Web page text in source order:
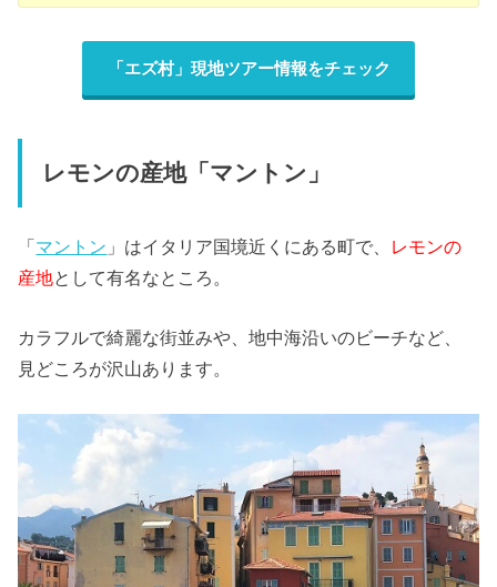
「エズ村」現地ツアー情報をチェック
レモンの産地「マントン」
「マントン 」はイタリア国境近くにある町で、 レモンの
産地として有名なところ。
カラフルで綺麗な街並みや、地中海沿いのビーチなど、
見どころが沢山あります。